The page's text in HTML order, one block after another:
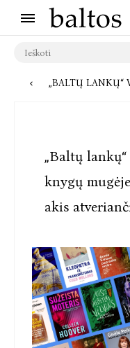
„BALTŲ LANKŲ“ VYR. REDAKTORĖ SAULINA KOCHANSKAITĖ: KAŽIN AR LEIDYBAI YRA BUVĘS TOKS
„Baltų
knygų
akis